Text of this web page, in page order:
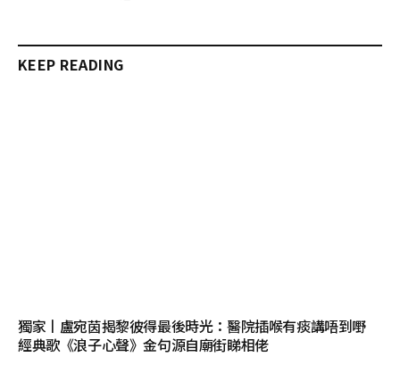
KEEP READING
獨家丨盧宛茵揭黎彼得最後時光：醫院插喉有痰講唔到嘢
經典歌《浪子心聲》金句源自廟街睇相佬